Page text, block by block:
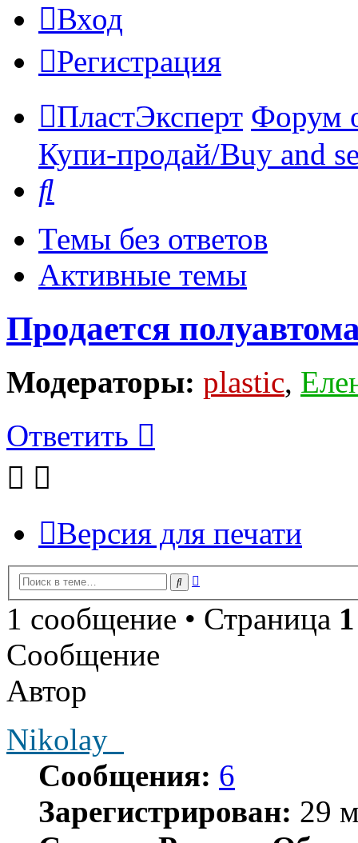
Вход
Регистрация
ПластЭксперт Форум
Купи-продай/Buy and
Темы без ответов
Активные темы
Продается
Модераторы: plastic,
Ответить
Версия для печати
Поиск
1 сообщение • Страница 1
Сообщение
Автор
Nikolay_
Сообщения: 6
Зарегистрирован: 29